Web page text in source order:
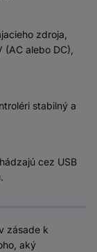
zdroja,
alebo DC),
stabilný a
cez USB
zásade k
aký